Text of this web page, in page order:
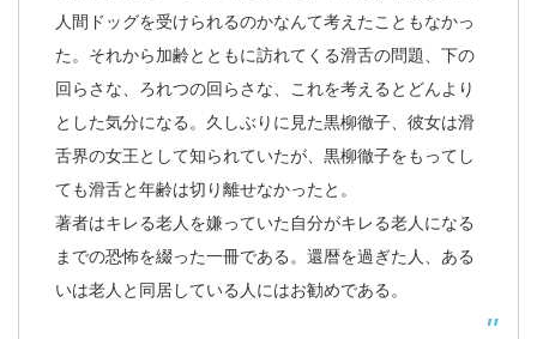
人間ドッグを受けられるのかなんて考えたこともなかっ
た。それから加齢とともに訪れてくる滑舌の問題、下の
回らさな、ろれつの回らさな、これを考えるとどんより
とした気分になる。久しぶりに見た黒柳徹子、彼女は滑
舌界の女王として知られていたが、黒柳徹子をもってし
ても滑舌と年齢は切り離せなかったと。
著者はキレる老人を嫌っていた自分がキレる老人になる
までの恐怖を綴った一冊である。還暦を過ぎた人、ある
いは老人と同居している人にはお勧めである。